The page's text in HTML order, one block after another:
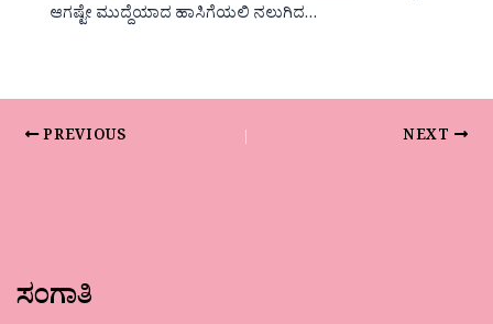
ಆಗಷ್ಟೇ ಮುದ್ದೆಯಾದ ಹಾಸಿಗೆಯಲಿ ನಲುಗಿದ…
PREVIOUS NEXT
ಸಂಗಾತಿ